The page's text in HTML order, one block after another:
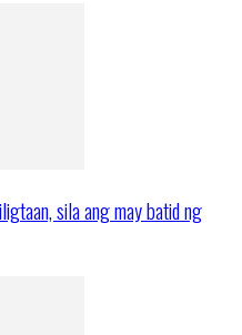
sila ang may batid ng